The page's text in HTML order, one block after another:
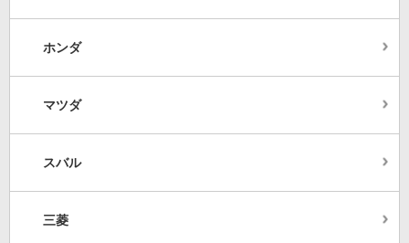
ホンダ
マツダ
スバル
三菱